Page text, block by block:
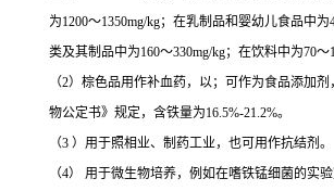
为1200～1350mg/kg；在乳制品和婴幼儿食品中为
类及其制品中为160～330mg/kg；在饮料中为70～
（2）棕色品用作补血药，以；可作为食品添加
物公定书》规定，含铁量为16.5%-21.2%。
（3 ）用于照相业、制药工业，也可用作抗结剂。
（4） 用于微生物培养，例如在嗜铁锰细菌的实